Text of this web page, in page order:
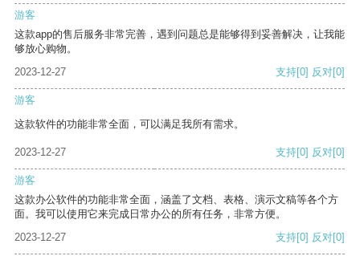
游客
这款app的售后服务非常完善，遇到问题总是能够得到妥善解决，让我能
够放心购物。
2023-12-27
支持[0] 反对[0]
游客
这款软件的功能非常全面，可以满足我所有需求。
2023-12-27 支持[0] 反对[0]
游客
这款办公软件的功能非常全面，涵盖了文档、表格、演示文稿等各个方
面。我可以使用它来完成日常办公的所有任务，非常方便。
2023-12-27
支持[0] 反对[0]